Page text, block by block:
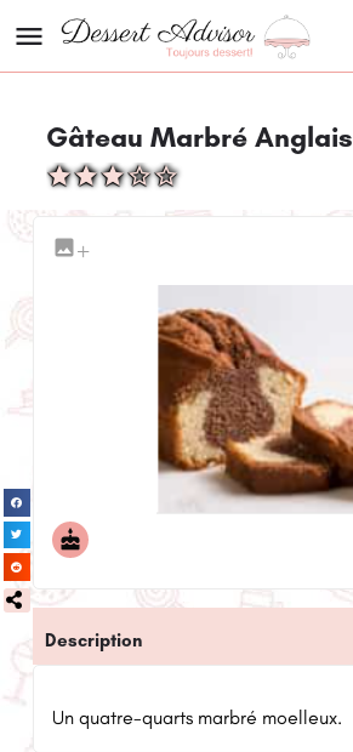
Gâteau Marbré Anglais
+
Description
Un quatre-quarts marbré moelleux.